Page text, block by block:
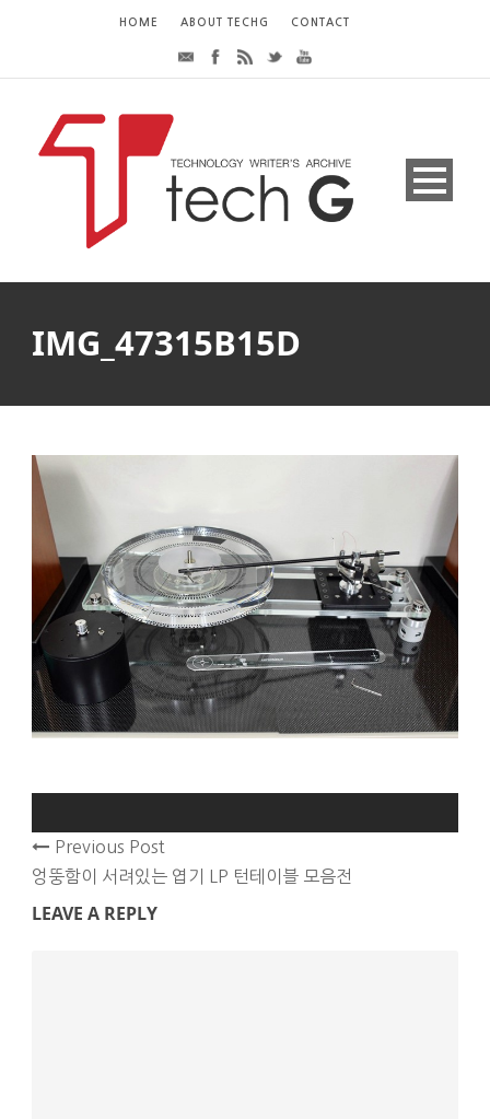
HOME ABOUT TECHG CONTACT
IMG_47315B15D
Previous Post
엉뚱함이 서려있는 엽기 LP 턴테이블 모음전
LEAVE A REPLY